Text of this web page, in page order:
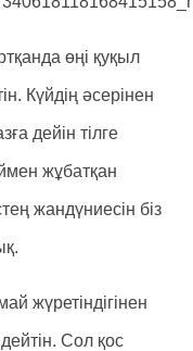
өңі қуқыл
Күйдің әсерінен
дейін тілге
жұбатқан
жандүниесін біз
жүретіндігінен
Сол қос